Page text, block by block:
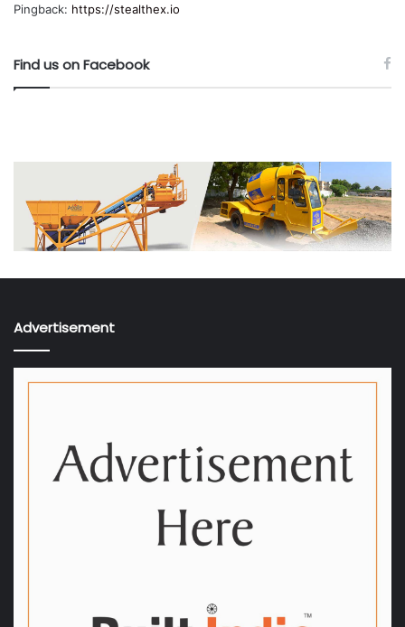
Pingback: https://stealthex.io
Find us on Facebook
Advertisement